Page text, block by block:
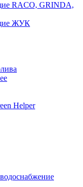
RACO, GRINDA,
ЖУК
Helper